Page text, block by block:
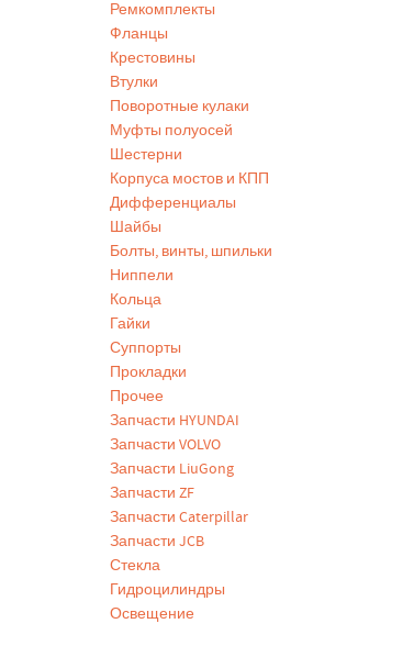
Ремкомплекты
Фланцы
Крестовины
Втулки
Поворотные кулаки
Муфты полуосей
Шестерни
Корпуса мостов и КПП
Дифференциалы
Шайбы
Болты, винты, шпильки
Ниппели
Кольца
Гайки
Суппорты
Прокладки
Прочее
Запчасти HYUNDAI
Запчасти VOLVO
Запчасти LiuGong
Запчасти ZF
Запчасти Caterpillar
Запчасти JCB
Стекла
Гидроцилиндры
Освещение